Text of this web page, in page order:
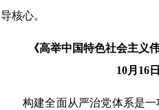
导核心。
《高举中国特色社会主义
10月16
构建全面从严治党体系是